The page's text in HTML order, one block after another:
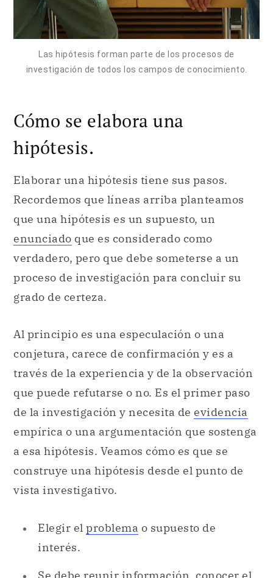
Las hipótesis forman parte de los procesos de
investigación de todos los campos de conocimiento.
Cómo se elabora una
hipótesis.
Elaborar una hipótesis tiene sus pasos.
Recordemos que líneas arriba planteamos
que una hipótesis es un supuesto, un
enunciado que es considerado como
verdadero, pero que debe someterse a un
proceso de investigación para concluir su
grado de certeza.
Al principio es una especulación o una
conjetura, carece de confirmación y es a
través de la experiencia y de la observación
que puede refutarse o no. Es el primer paso
de la investigación y necesita de evidencia
empírica o una argumentación que sostenga
a esa hipótesis. Veamos cómo es que se
construye una hipótesis desde el punto de
vista investigativo.
Elegir el problema o supuesto de
interés.